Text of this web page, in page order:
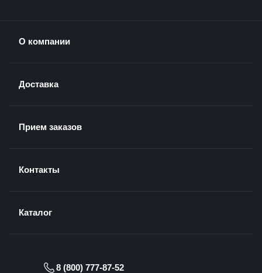
О компании
Доставка
Прием заказов
Контакты
Каталог
8 (800) 777-87-52